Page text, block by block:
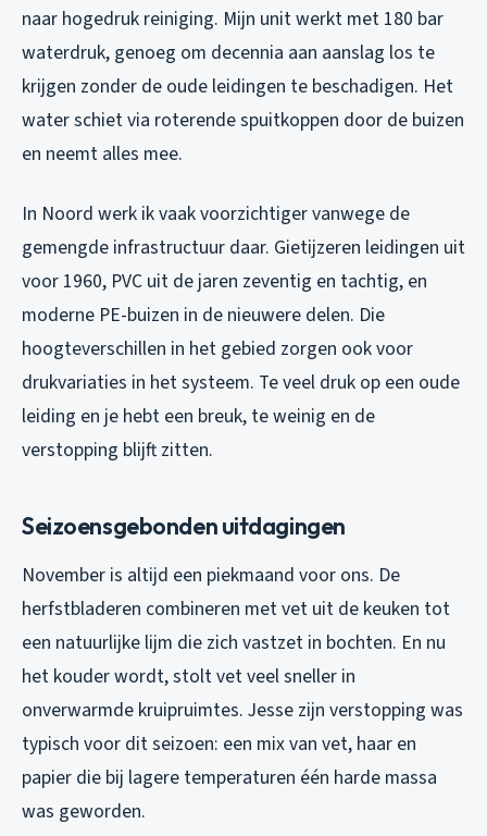
naar hogedruk reiniging. Mijn unit werkt met 180 bar
waterdruk, genoeg om decennia aan aanslag los te
krijgen zonder de oude leidingen te beschadigen. Het
water schiet via roterende spuitkoppen door de buizen
en neemt alles mee.
In Noord werk ik vaak voorzichtiger vanwege de
gemengde infrastructuur daar. Gietijzeren leidingen uit
voor 1960, PVC uit de jaren zeventig en tachtig, en
moderne PE-buizen in de nieuwere delen. Die
hoogteverschillen in het gebied zorgen ook voor
drukvariaties in het systeem. Te veel druk op een oude
leiding en je hebt een breuk, te weinig en de
verstopping blijft zitten.
Seizoensgebonden uitdagingen
November is altijd een piekmaand voor ons. De
herfstbladeren combineren met vet uit de keuken tot
een natuurlijke lijm die zich vastzet in bochten. En nu
het kouder wordt, stolt vet veel sneller in
onverwarmde kruipruimtes. Jesse zijn verstopping was
typisch voor dit seizoen: een mix van vet, haar en
papier die bij lagere temperaturen één harde massa
was geworden.